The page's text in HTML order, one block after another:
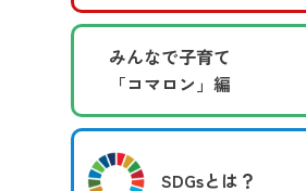
みんなで子育て
「コマロン」編
SDGsとは？